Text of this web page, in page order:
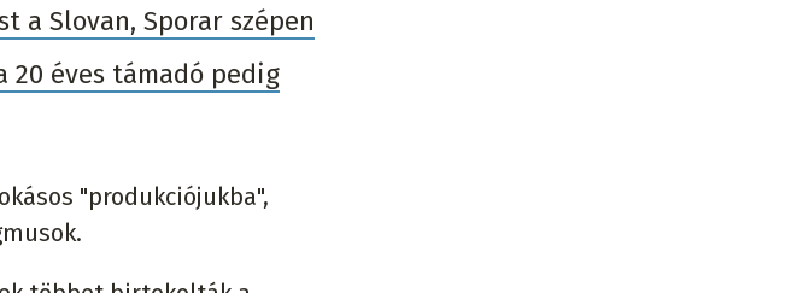
a Slovan, Sporar szépen
20 éves támadó pedig
"produkciójukba",